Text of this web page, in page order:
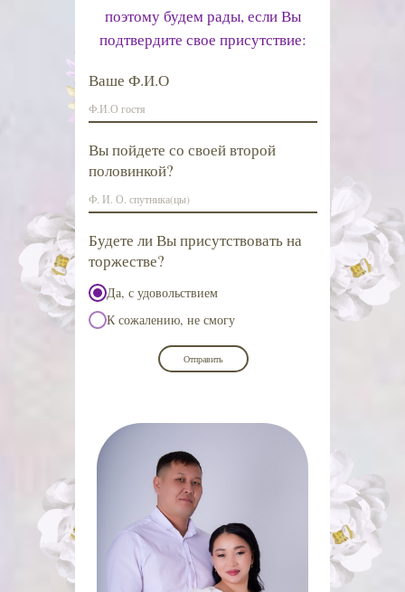
поэтому будем рады, если Вы
подтвердите свое присутствие:
Ваше Ф.И.О
Вы пойдете со своей второй
половинкой?
Будете ли Вы присутствовать на
торжестве?
Да, с удовольствием
К сожалению, не смогу
Отправить